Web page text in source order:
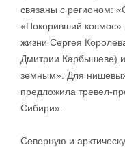
связаны с регионом:
«Покоривший
жизни Сергея
Дмитрии Карбышеве)
земным». Для
предложила тревел-
Сибири».
Северную и